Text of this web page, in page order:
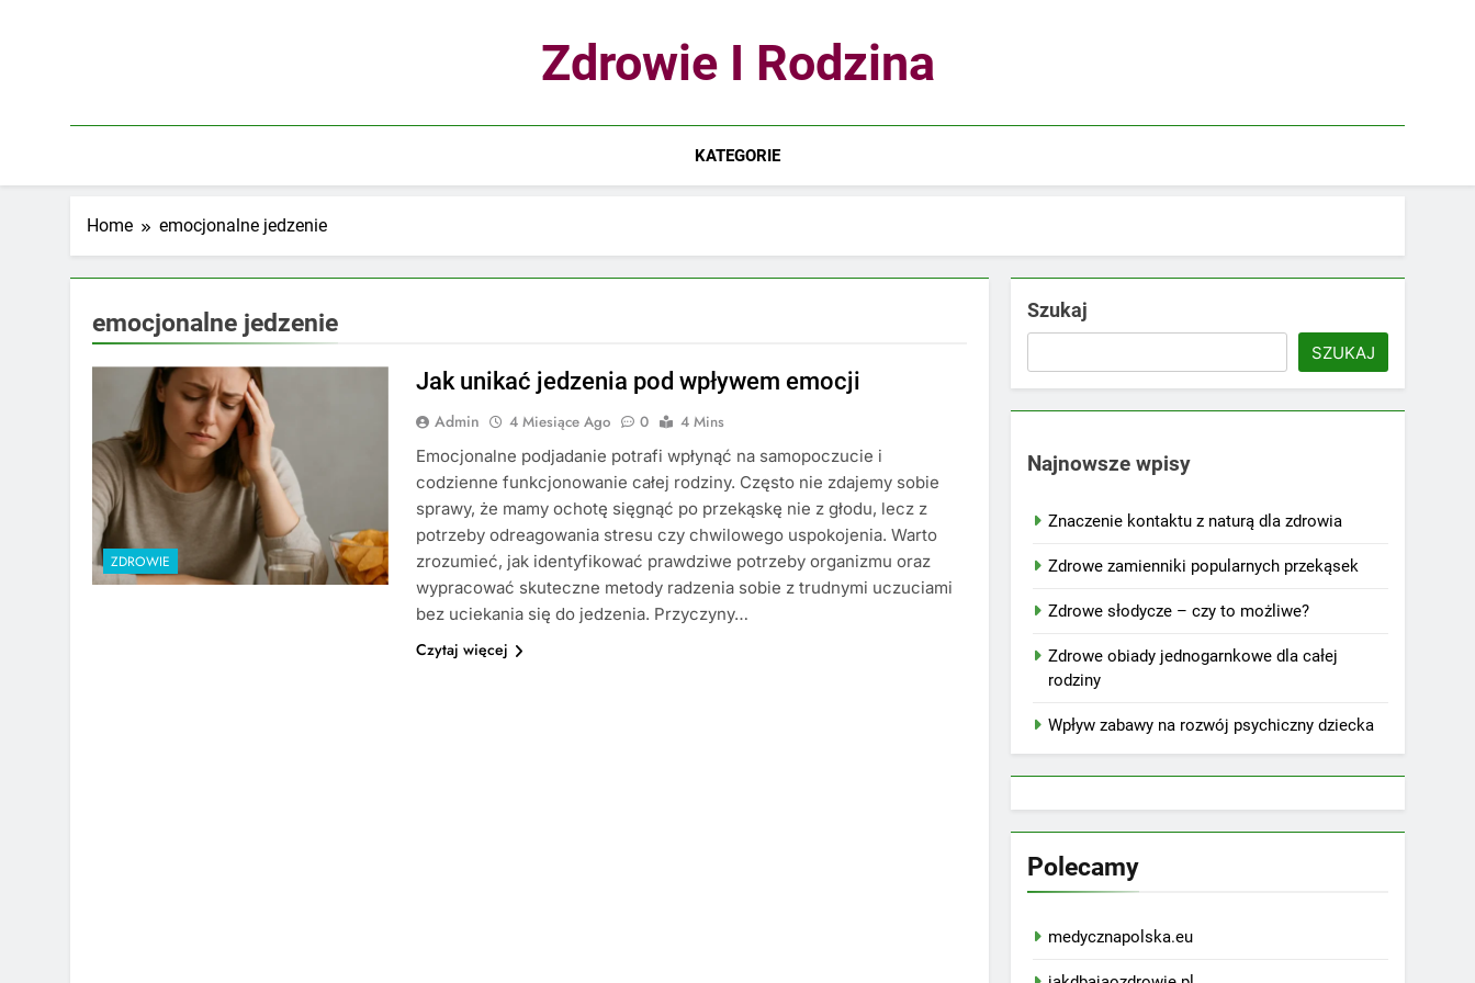
Zdrowie I Rodzina
KATEGORIE
Home emocjonalne jedzenie
emocjonalne jedzenie
ZDROWIE
Jak unikać jedzenia pod wpływem emocji
Admin 4 Miesiące Ago 0
4 Mins
Emocjonalne podjadanie potrafi wpłynąć na samopoczucie i
codzienne funkcjonowanie całej rodziny. Często nie zdajemy sobie
sprawy, że mamy ochotę sięgnąć po przekąskę nie z głodu, lecz z
potrzeby odreagowania stresu czy chwilowego uspokojenia. Warto
zrozumieć, jak identyfikować prawdziwe potrzeby organizmu oraz
wypracować skuteczne metody radzenia sobie z trudnymi uczuciami
bez uciekania się do jedzenia. Przyczyny…
Czytaj więcej
Szukaj
SZUKAJ
Najnowsze wpisy
Znaczenie kontaktu z naturą dla zdrowia
Zdrowe zamienniki popularnych przekąsek
Zdrowe słodycze – czy to możliwe?
Zdrowe obiady jednogarnkowe dla całej
rodziny
Wpływ zabawy na rozwój psychiczny dziecka
Polecamy
medycznapolska.eu